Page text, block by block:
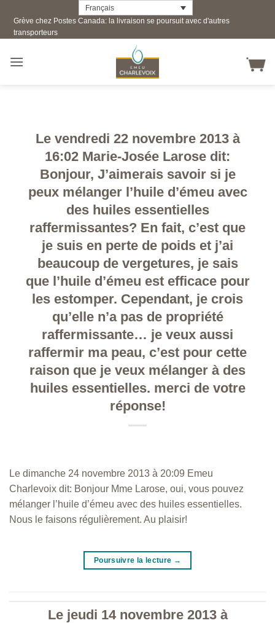
content
Français
Grève chez Postes Canada: la livraison se poursuit avec d'autres
transporteurs
Le vendredi 22 novembre 2013 à
16:02 Marie-Josée Larose dit:
Bonjour, J’aimerais savoir si je
peux mélanger l’huile d’émeu avec
des huiles essentielles
raffermissantes? En fait, c’est que
je suis en perte de poids et j’ai
beaucoup de vergetures, je sais
que l’huile d’émeu est efficace pour
les estomper. Cependant, je crois
qu’elle n’a pas de propriété
raffermissante… je veux aussi
raffermir ma peau, c’est pour cette
raison que je veux mélanger à des
huiles essentielles. merci de votre
réponse!
Le dimanche 24 novembre 2013 à 20:09 Emeu
Charlevoix dit: Bonjour Mme Larose, oui, vous pouvez
mélanger l’huile d’émeu avec des huiles essentielles.
Nous le faisons régulièrement. Au plaisir!
Poursuivre la lecture →
Le jeudi 14 novembre 2013 à